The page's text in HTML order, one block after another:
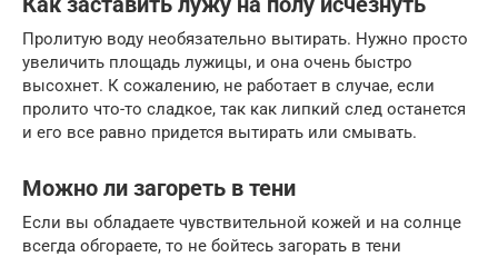
Пролитую воду необязательно вытирать. Нужно просто
увеличить площадь лужицы, и она очень быстро
высохнет. К сожалению, не работает в случае, если
пролито что-то сладкое, так как липкий след останется
и его все равно придется вытирать или смывать.
Можно ли загореть в тени
Если вы обладаете чувствительной кожей и на солнце
всегда обгораете, то не бойтесь загорать в тени